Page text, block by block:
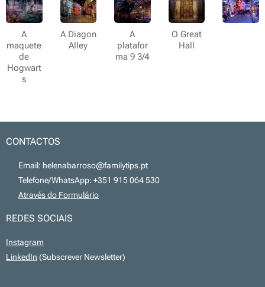
A
maquete
de
Hogwart
s
A Diagon
Alley
A
platafor
ma 9 3/4
O Great
Hall
CONTACTOS
📧 Email: helenabarroso@familytips.pt
📞 Telefone/WhatsApp: +351 915 064 530
Através do Formulário
REDES SOCIAIS
Instagram
LinkedIn (Subscrever Newsletter)